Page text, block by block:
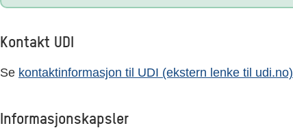
Kontakt UDI
Se kontaktinformasjon til UDI (ekstern lenke til udi.no)
Informasjonskapsler